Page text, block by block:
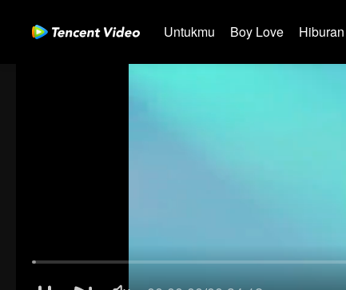
Untukmu Boy Love Hiburan